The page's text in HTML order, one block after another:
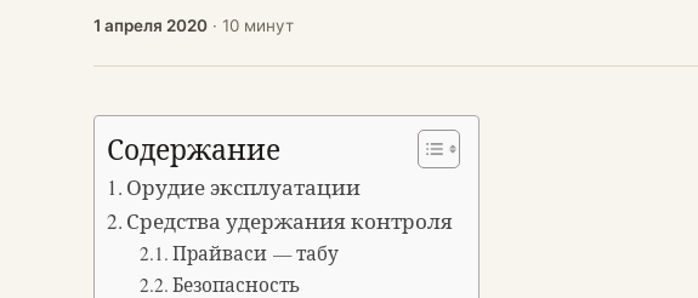
1 апреля 2020 · 10 минут
Содержание
Орудие эксплуатации
Средства удержания контроля
Прайваси — табу
Безопасность